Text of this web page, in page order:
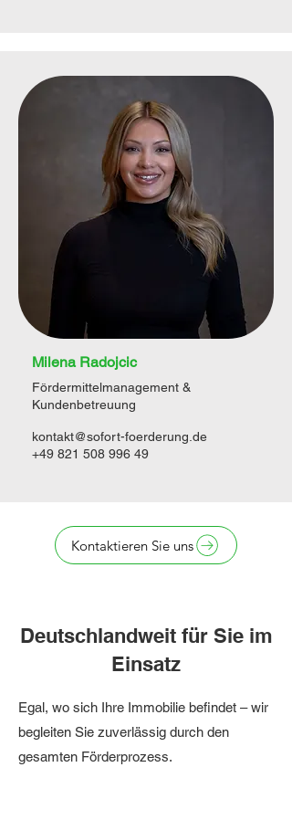
Milena Radojcic
Fördermittelmanagement &
Kundenbetreuung
kontakt@sofort-foerderung.de
+49 821 508 996 49
Kontaktieren Sie uns
Deutschlandweit für Sie im
Einsatz
Egal, wo sich Ihre Immobilie befindet – wir
begleiten Sie zuverlässig durch den
gesamten Förderprozess.